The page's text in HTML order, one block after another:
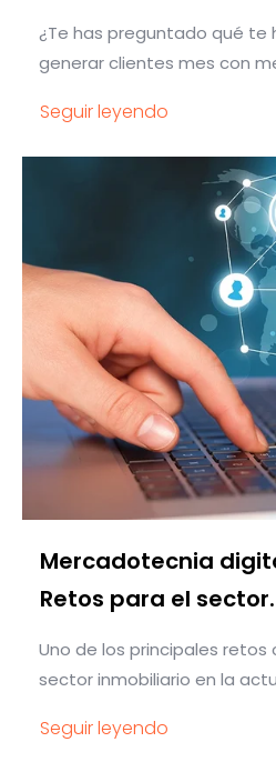
¿Te has preguntado qué te
generar clientes mes con
Seguir leyendo
Mercadotecnia
Retos para el sector.
Uno de los principales
sector inmobiliario en la
Seguir leyendo